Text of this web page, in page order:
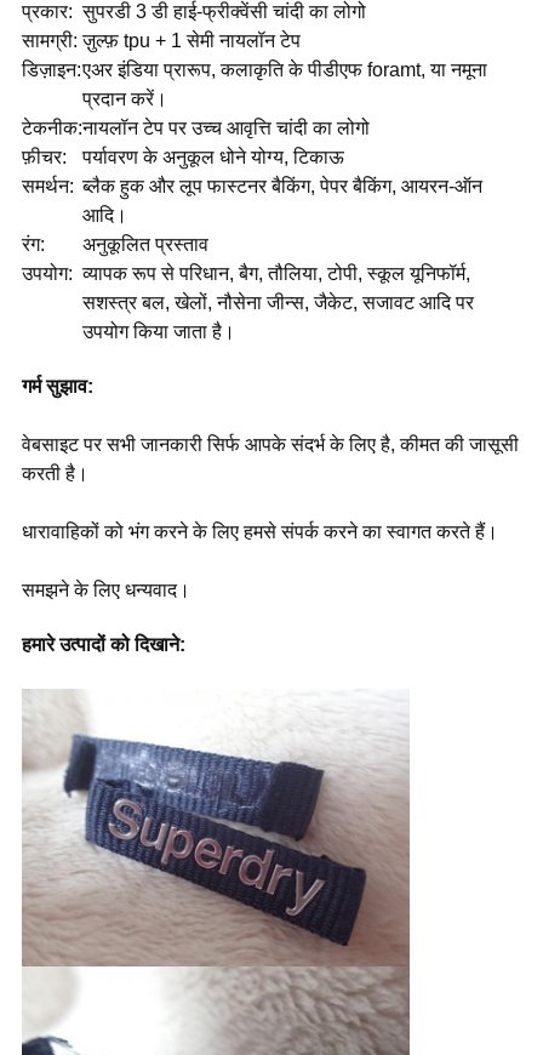
प्रकार: सुपरडी 3 डी हाई-फ्रीक्वेंसी चांदी का लोगो
सामग्री: ज़ुल्फ़ tpu + 1 सेमी नायलॉन टेप
डिज़ाइन:एअर इंडिया प्रारूप, कलाकृति के पीडीएफ foramt, या नमूना
प्रदान करें।
टेकनीक:नायलॉन टेप पर उच्च आवृत्ति चांदी का लोगो
फ़ीचर:
पर्यावरण के अनुकूल धोने योग्य, टिकाऊ
समर्थन: ब्लैक हुक और लूप फास्टनर बैकिंग, पेपर बैकिंग, आयरन-ऑन
आदि।
रंग:
अनुकूलित प्रस्ताव
उपयोग: व्यापक रूप से परिधान, बैग, तौलिया, टोपी, स्कूल यूनिफॉर्म,
सशस्त्र बल, खेलों, नौसेना जीन्स, जैकेट, सजावट आदि पर
उपयोग किया जाता है।
गर्म सुझाव:
वेबसाइट पर सभी जानकारी सिर्फ आपके संदर्भ के लिए है, कीमत की जासूसी
करती है।
धारावाहिकों को भंग करने के लिए हमसे संपर्क करने का स्वागत करते हैं।
समझने के लिए धन्यवाद।
हमारे उत्पादों को दिखाने: